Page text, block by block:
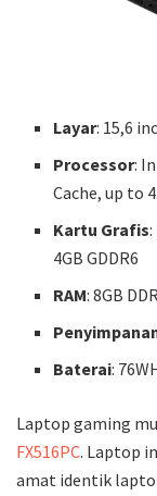
Layar: 15,6
Processor:
Cache, up to
Kartu Grafis
4GB GDDR6
RAM: 8GB
Baterai:
Laptop gaming
FX516PC. Laptop
amat identik